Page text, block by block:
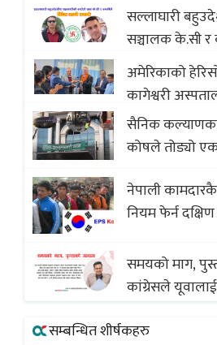
सल्लाघारी
सञ्चालक के.सी र
सदस्यको
अमेरिकाको
कागेश्वरी
सैनिक
कोषले तोड्यो
(भिडियो)
नेपाली
नियम फेर्न दक्षिण
समयको माग,
कांग्रेसले
सम्बन्धित शीर्षकहरु